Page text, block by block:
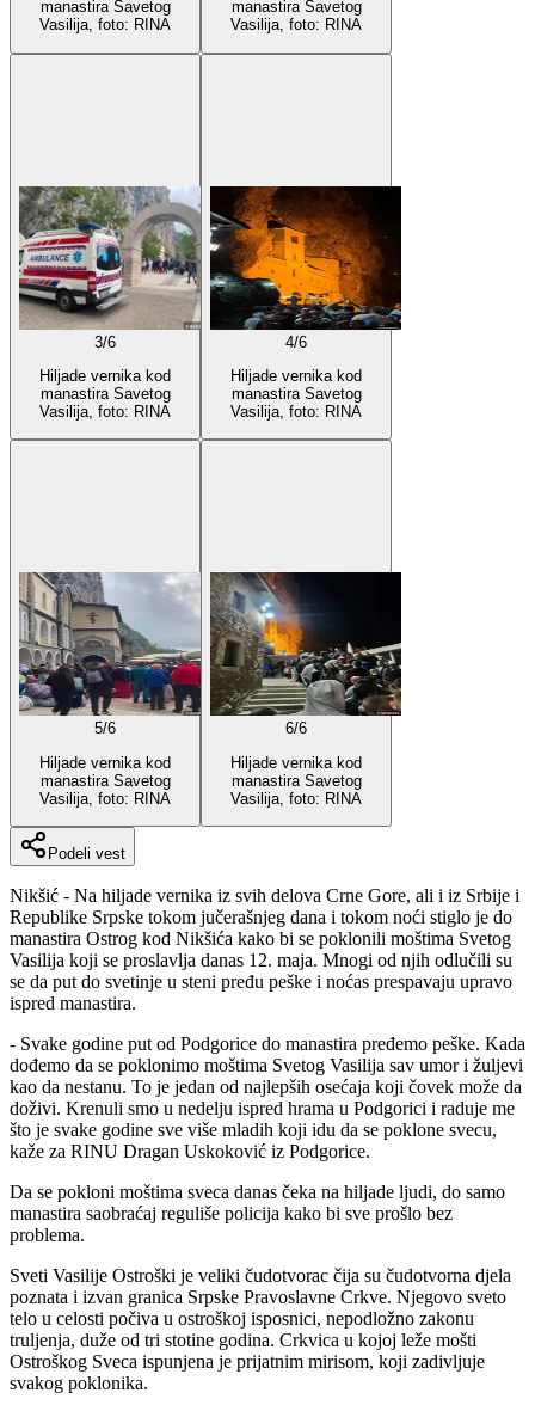
manastira Savetog
Vasilija, foto: RINA
manastira Savetog
Vasilija, foto: RINA
3/6
Hiljade vernika kod
manastira Savetog
Vasilija, foto: RINA
4/6
Hiljade vernika kod
manastira Savetog
Vasilija, foto: RINA
5/6
Hiljade vernika kod
manastira Savetog
Vasilija, foto: RINA
6/6
Hiljade vernika kod
manastira Savetog
Vasilija, foto: RINA
Podeli vest
Nikšić - Na hiljade vernika iz svih delova Crne Gore, ali i iz Srbije i
Republike Srpske tokom jučerašnjeg dana i tokom noći stiglo je do
manastira Ostrog kod Nikšića kako bi se poklonili moštima Svetog
Vasilija koji se proslavlja danas 12. maja. Mnogi od njih odlučili su
se da put do svetinje u steni pređu peške i noćas prespavaju upravo
ispred manastira.
- Svake godine put od Podgorice do manastira pređemo peške. Kada
dođemo da se poklonimo moštima Svetog Vasilija sav umor i žuljevi
kao da nestanu. To je jedan od najlepših osećaja koji čovek može da
doživi. Krenuli smo u nedelju ispred hrama u Podgorici i raduje me
što je svake godine sve više mladih koji idu da se poklone svecu,
kaže za RINU Dragan Uskoković iz Podgorice.
Da se pokloni moštima sveca danas čeka na hiljade ljudi, do samo
manastira saobraćaj reguliše policija kako bi sve prošlo bez
problema.
Sveti Vasilije Ostroški je veliki čudotvorac čija su čudotvorna djela
poznata i izvan granica Srpske Pravoslavne Crkve. Njegovo sveto
telo u celosti počiva u ostroškoj isposnici, nepodložno zakonu
truljenja, duže od tri stotine godina. Crkvica u kojoj leže mošti
Ostroškog Sveca ispunjena je prijatnim mirisom, koji zadivljuje
svakog poklonika.